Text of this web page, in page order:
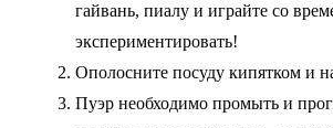
гайвань, пиалу и играйте со
экспериментировать!
Ополосните посуду кипятком и
Пуэр необходимо промыть и